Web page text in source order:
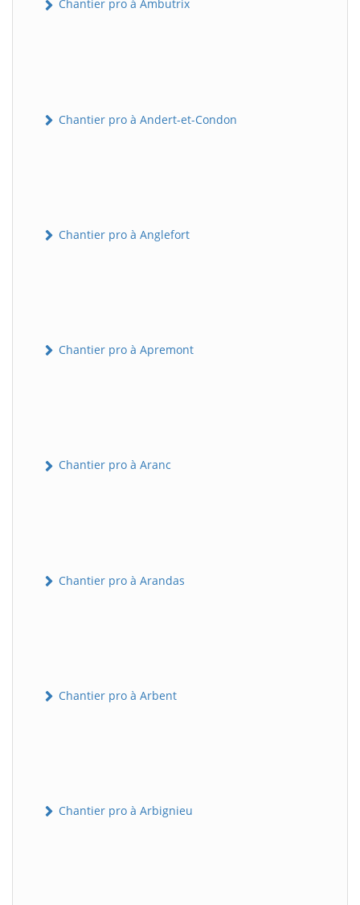
Chantier pro à Ambutrix
Chantier pro à Andert-et-Condon
Chantier pro à Anglefort
Chantier pro à Apremont
Chantier pro à Aranc
Chantier pro à Arandas
Chantier pro à Arbent
Chantier pro à Arbignieu